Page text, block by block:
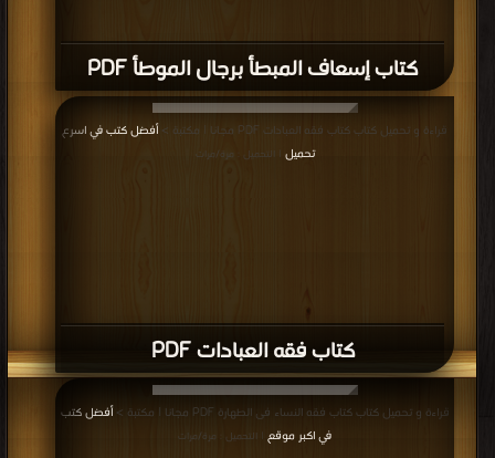
كتاب إسعاف المبطأ برجال الموطأ PDF
كتاب فقه العبادات PDF
قراءة و تحميل كتاب كتاب فقه العبادات PDF مجانا | مكتبة >
أفضل كتب في اسرع
تحميل
| التحميل : مرة/مرات
قراءة و تحميل كتاب كتاب فقه النساء فى الطهارة PDF مجانا | مكتبة >
أفضل كتب
في اكبر موقع
| التحميل : مرة/مرات